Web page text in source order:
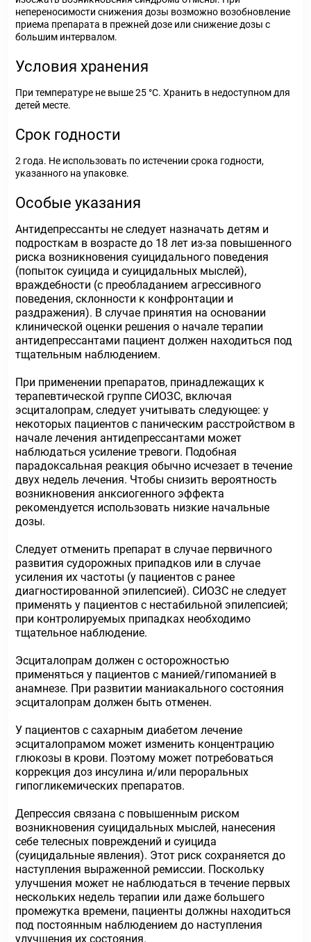
непереносимости снижения дозы возможно возобновление
приема препарата в прежней дозе или снижение дозы с
большим интервалом.
Условия хранения
При температуре не выше 25 °С. Хранить в недоступном для
детей месте.
Срок годности
2 года. Не использовать по истечении срока годности,
указанного на упаковке.
Особые указания
Антидепрессанты не следует назначать детям и
подросткам в возрасте до 18 лет из-за повышенного
риска возникновения суицидального поведения
(попыток суицида и суицидальных мыслей),
враждебности (с преобладанием агрессивного
поведения, склонности к конфронтации и
раздражения). В случае принятия на основании
клинической оценки решения о начале терапии
антидепрессантами пациент должен находиться под
тщательным наблюдением.
При применении препаратов, принадлежащих к
терапевтической группе СИОЗС, включая
эсциталопрам, следует учитывать следующее: у
некоторых пациентов с паническим расстройством в
начале лечения антидепрессантами может
наблюдаться усиление тревоги. Подобная
парадоксальная реакция обычно исчезает в течение
двух недель лечения. Чтобы снизить вероятность
возникновения анксиогенного эффекта
рекомендуется использовать низкие начальные
дозы.
Следует отменить препарат в случае первичного
развития судорожных припадков или в случае
усиления их частоты (у пациентов с ранее
диагностированной эпилепсией). СИОЗС не следует
применять у пациентов с нестабильной эпилепсией;
при контролируемых припадках необходимо
тщательное наблюдение.
Эсциталопрам должен с осторожностью
применяться у пациентов с манией/гипоманией в
анамнезе. При развитии маниакального состояния
эсциталопрам должен быть отменен.
У пациентов с сахарным диабетом лечение
эсциталопрамом может изменить концентрацию
глюкозы в крови. Поэтому может потребоваться
коррекция доз инсулина и/или пероральных
гипогликемических препаратов.
Депрессия связана с повышенным риском
возникновения суицидальных мыслей, нанесения
себе телесных повреждений и суицида
(суицидальные явления). Этот риск сохраняется до
наступления выраженной ремиссии. Поскольку
улучшения может не наблюдаться в течение первых
нескольких недель терапии или даже большего
промежутка времени, пациенты должны находиться
под постоянным наблюдением до наступления
улучшения их состояния.